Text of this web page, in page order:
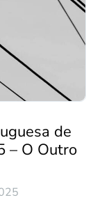
de
– O Outro